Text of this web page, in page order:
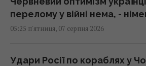
перелому у війні нема, -
05:25 п'ятниця, 07 серпня 2026
Удари Росії по кораблях у